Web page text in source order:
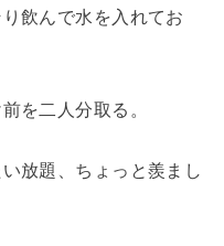
飲んで水を入れてお
を二人分取る。
放題、ちょっと羨まし